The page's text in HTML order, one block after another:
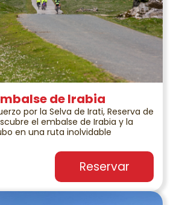
de Irabia
por la Selva de Irati, Reserva de
el embalse de Irabia y la
en una ruta inolvidable
Reservar